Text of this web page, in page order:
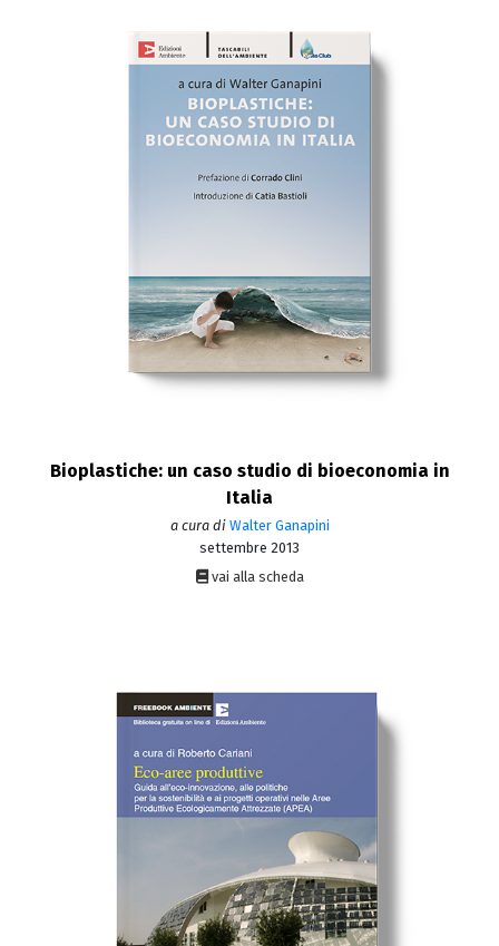
Bioplastiche: un caso studio di bioeconomia in
Italia
a cura di Walter Ganapini
settembre 2013
vai alla scheda